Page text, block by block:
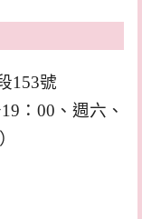
153號
：00、週六、